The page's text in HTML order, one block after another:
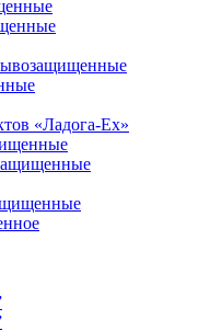
«Ладога-Ex»